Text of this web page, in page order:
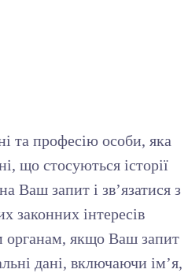
та професію особи, яка
що стосуються історії
Ваш запит і зв’язатися з
законних інтересів
органам, якщо Ваш запит
дані, включаючи ім’я,